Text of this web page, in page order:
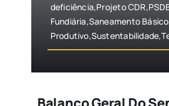
deficiência,Projeto
Fundiária,Saneamento